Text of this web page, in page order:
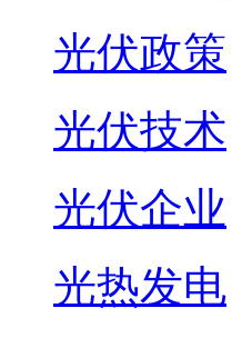
光伏政策
光伏技术
光伏企业
光热发电